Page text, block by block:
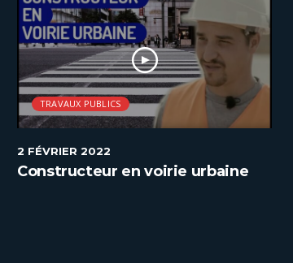
TRAVAUX PUBLICS
2 FÉVRIER 2022
Constructeur en voirie urbaine